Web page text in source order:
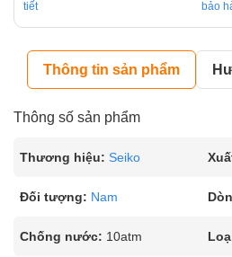
tiết
bảo
Thông tin sản phẩm
Thông số sản phẩm
Thương hiệu: Seiko
Đối tượng: Nam
Chống nước: 10atm